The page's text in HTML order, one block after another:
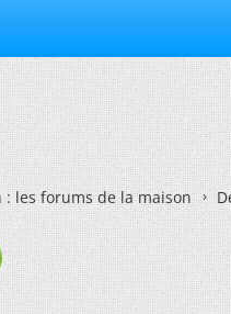
: les forums de la maison